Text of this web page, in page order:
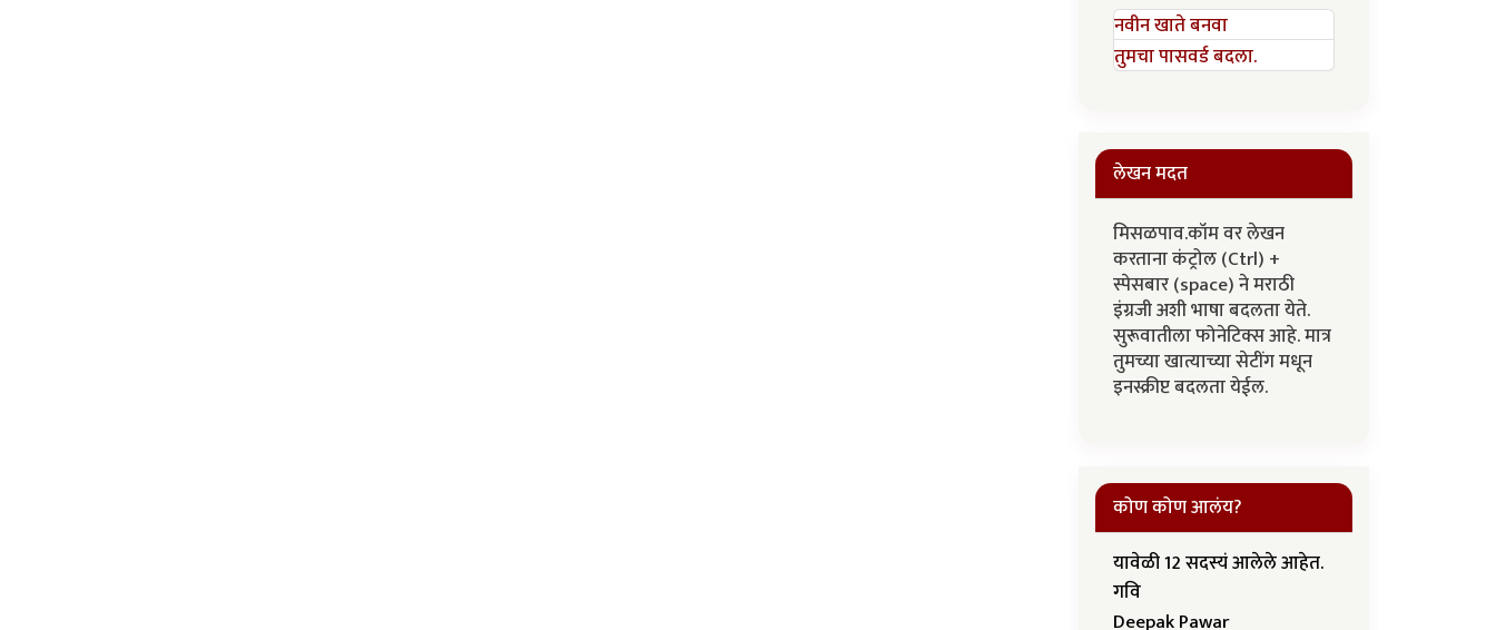
नवीन खाते बनवा
तुमचा पासवर्ड बदला.
लेखन मदत
मिसळपाव.कॉम वर लेखन
करताना कंट्रोल (Ctrl) +
स्पेसबार (space) ने मराठी
इंग्रजी अशी भाषा बदलता येते.
सुरूवातीला फोनेटिक्स आहे. मात्र
तुमच्या खात्याच्या सेटींग मधून
इनस्क्रीप्ट बदलता येईल.
कोण कोण आलंय?
यावेळी 12 सदस्यं आलेले आहेत.
गवि
Deepak Pawar